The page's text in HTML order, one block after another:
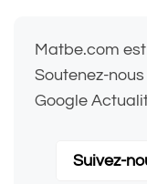
Matbe.com
Soutenez-
Google
Suivez-